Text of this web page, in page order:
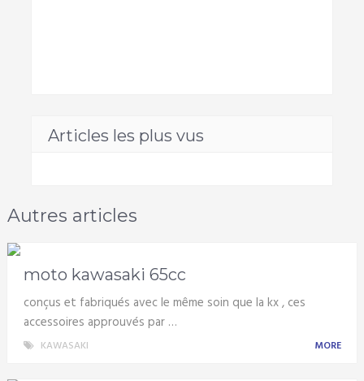
Articles les plus vus
Autres articles
moto kawasaki 65cc
conçus et fabriqués avec le même soin que la kx , ces
accessoires approuvés par …
KAWASAKI MORE